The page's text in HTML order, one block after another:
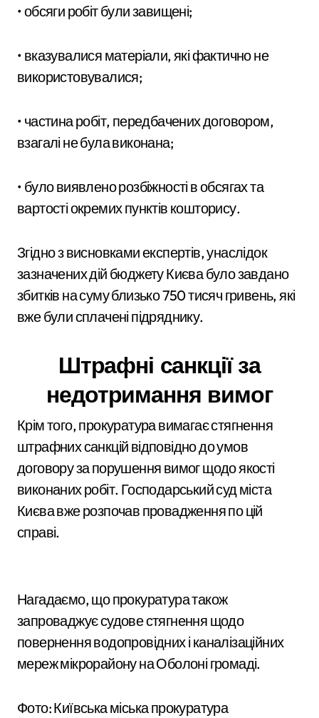
• обсяги робіт були завищені;
• вказувалися матеріали, які фактично не
використовувалися;
• частина робіт, передбачених договором,
взагалі не була виконана;
• було виявлено розбіжності в обсягах та
вартості окремих пунктів кошторису.
Згідно з висновками експертів, унаслідок
зазначених дій бюджету Києва було завдано
збитків на суму близько 750 тисяч гривень, які
вже були сплачені підряднику.
Штрафні санкції за
недотримання вимог
Крім того, прокуратура вимагає стягнення
штрафних санкцій відповідно до умов
договору за порушення вимог щодо якості
виконаних робіт. Господарський суд міста
Києва вже розпочав провадження по цій
справі.
Нагадаємо, що прокуратура також
запроваджує судове стягнення щодо
повернення водопровідних і каналізаційних
мереж мікрорайону на Оболоні громаді.
Фото: Київська міська прокуратура